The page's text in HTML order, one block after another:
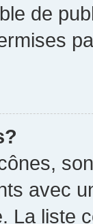
de
avec
La liste